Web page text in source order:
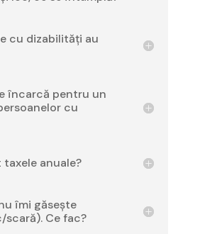
cu dizabilități au
încarcă pentru un
cu
anuale?
îmi găsește
Ce fac?